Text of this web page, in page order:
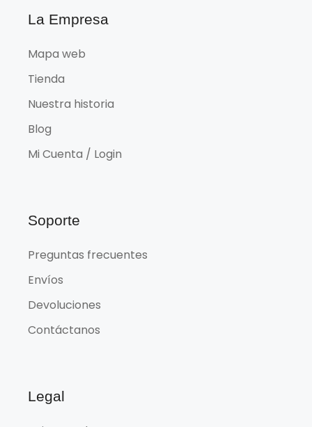
La Empresa
Mapa web
Tienda
Nuestra historia
Blog
Mi Cuenta / Login
Soporte
Preguntas frecuentes
Envíos
Devoluciones
Contáctanos
Legal